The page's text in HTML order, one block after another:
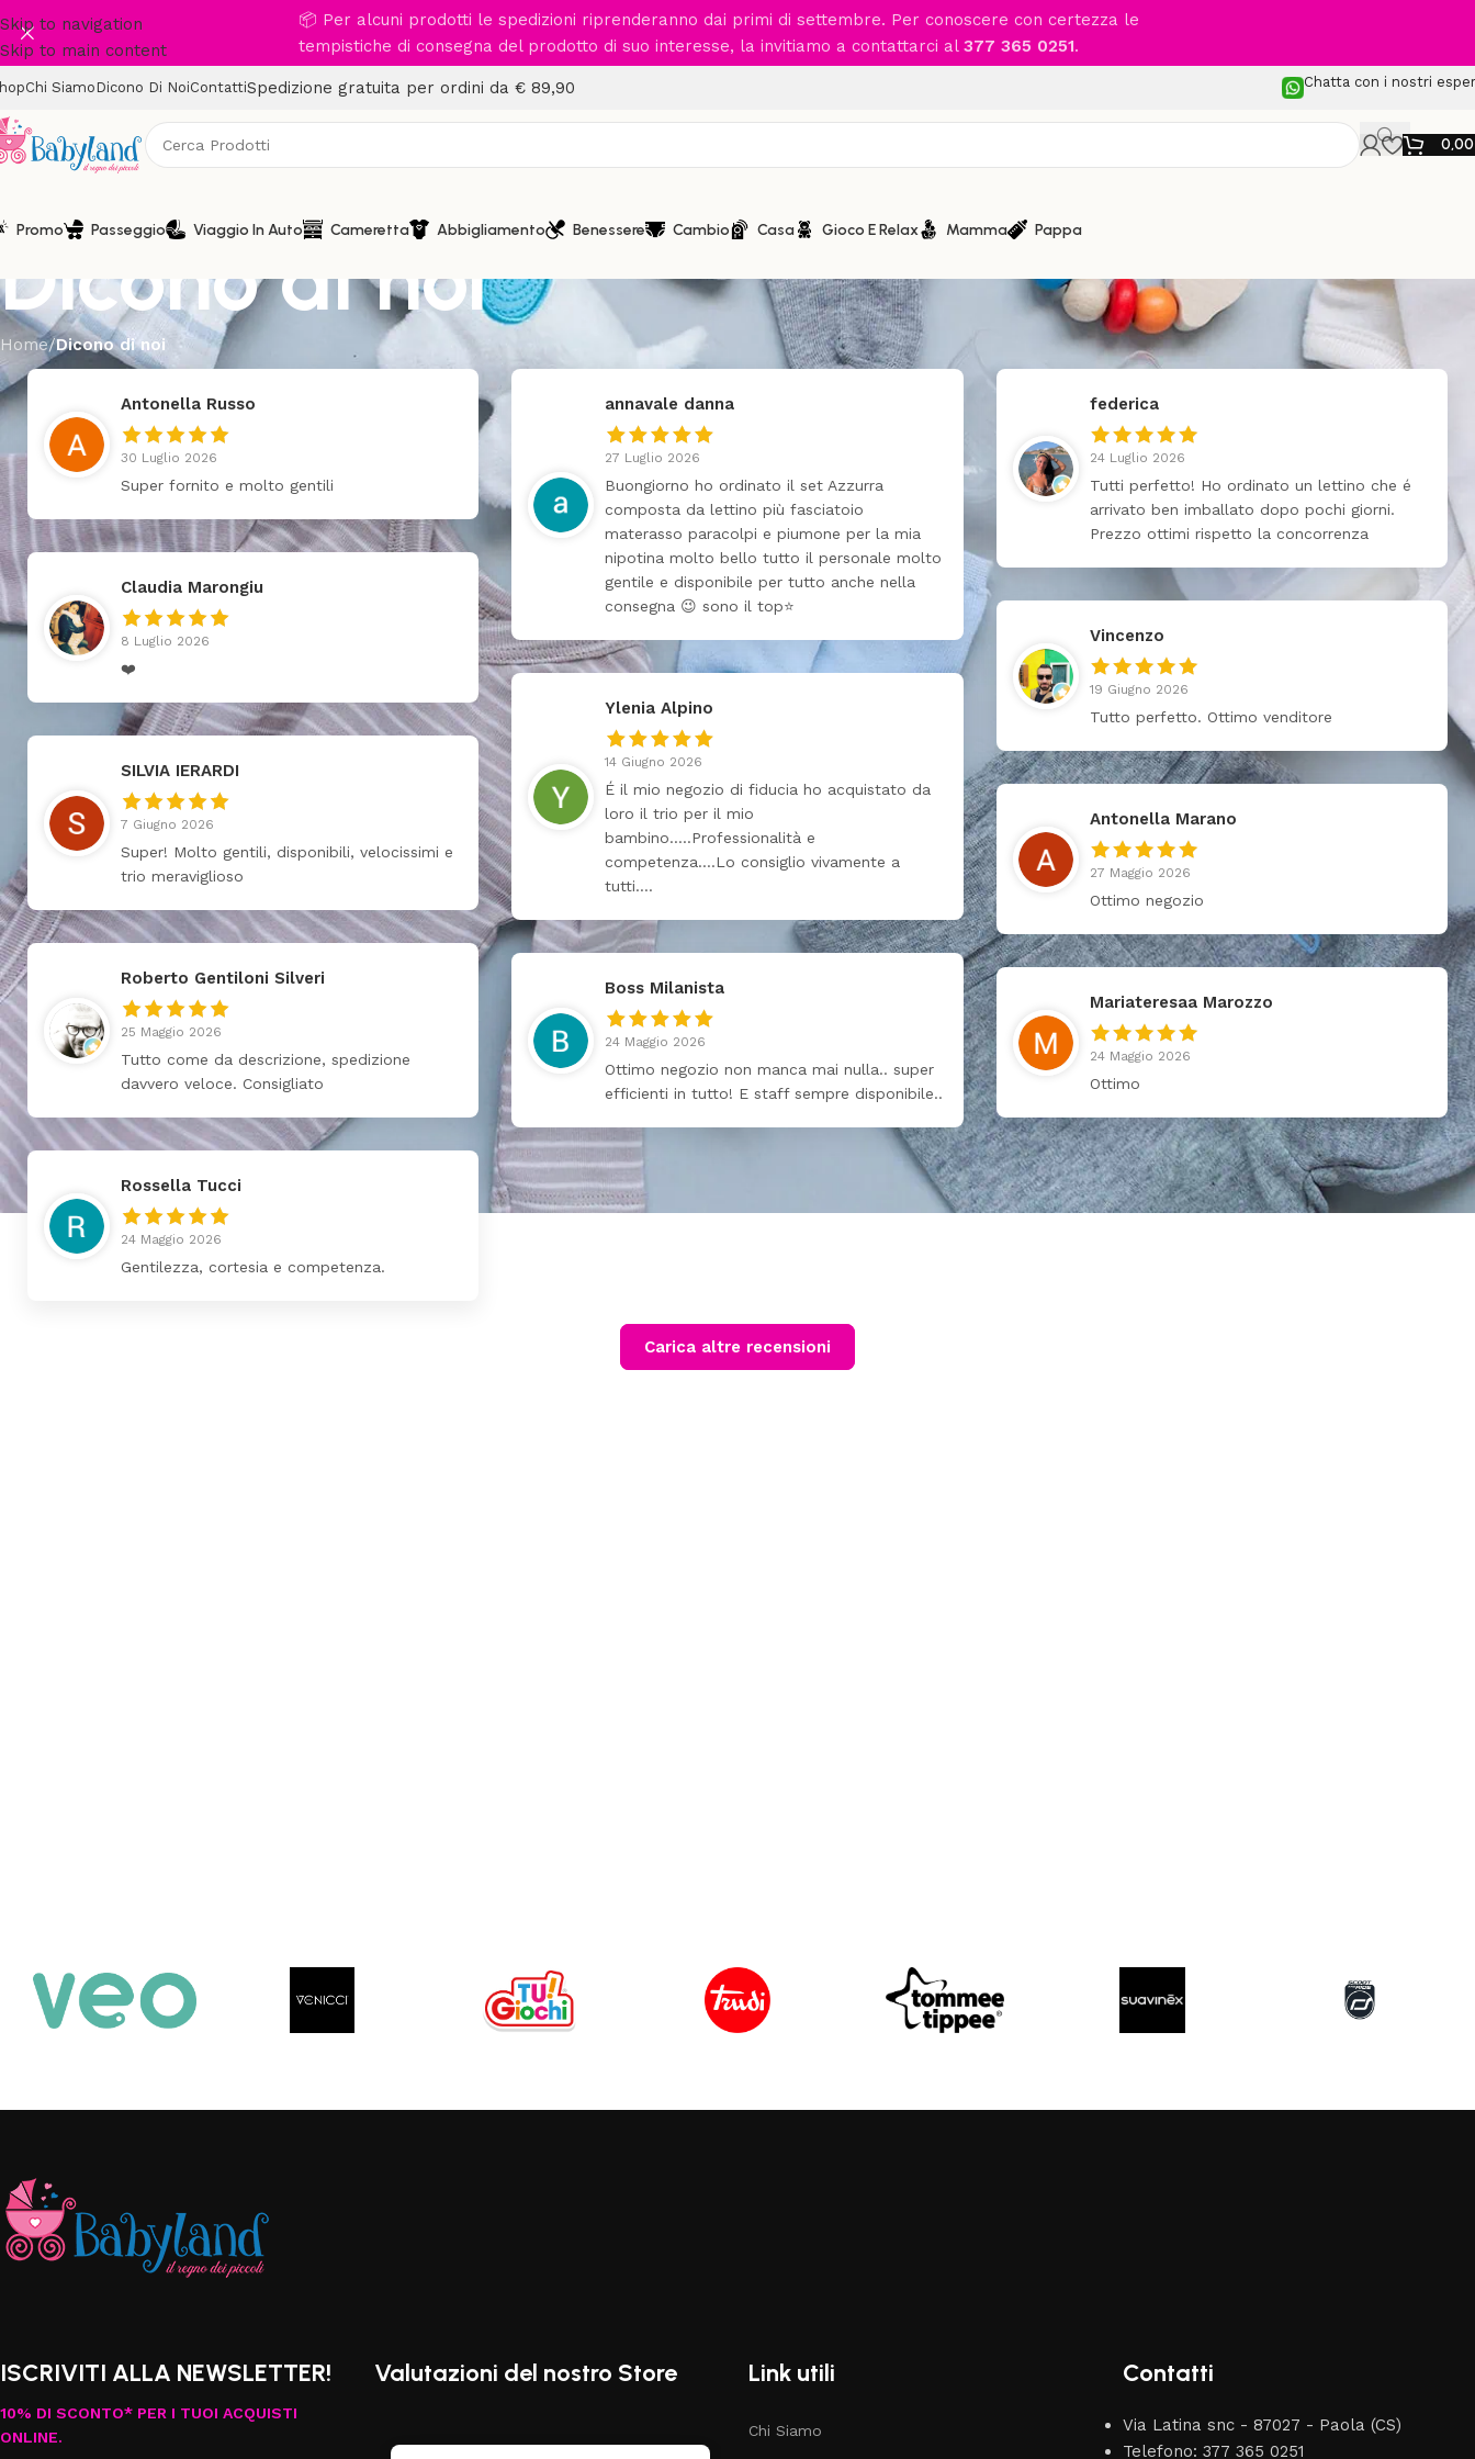
Skip to navigation
Skip to main content
📦 Per alcuni prodotti le spedizioni riprenderanno dai primi di settembre. Per conoscere con certezza le
tempistiche di consegna del prodotto di suo interesse, la invitiamo a contattarci al 377 365 0251.
Chi Siamo Dicono Di NoiContattiSpedizione gratuita per ordini da € 89,90 Chatta con i nostri
Promo Passeggio Viaggio In Auto Cameretta Abbigliamento Benessere Cambio Casa Gioco E Relax Mamma Pappa
Dicono di noi
Home/Dicono di noi
Antonella Russo
30 Luglio 2026
Super fornito e molto gentili
annavale danna
27 Luglio 2026
Buongiorno ho ordinato il set Azzurra
composta da lettino più fasciatoio
materasso paracolpi e piumone per la mia
nipotina molto bello tutto il personale molto
gentile e disponibile per tutto anche nella
consegna 😉 sono il top⭐
federica
24 Luglio 2026
Tutti perfetto! Ho ordinato un lettino che é
arrivato ben imballato dopo pochi giorni.
Prezzo ottimi rispetto la concorrenza
Claudia Marongiu
8 Luglio 2026
❤️
Vincenzo
19 Giugno 2026
Tutto perfetto. Ottimo venditore
Ylenia Alpino
14 Giugno 2026
É il mio negozio di fiducia ho acquistato da
loro il trio per il mio
bambino…..Professionalità e
competenza….Lo consiglio vivamente a
tutti….
SILVIA IERARDI
7 Giugno 2026
Super! Molto gentili, disponibili, velocissimi e
trio meraviglioso
Antonella Marano
27 Maggio 2026
Ottimo negozio
Roberto Gentiloni Silveri
25 Maggio 2026
Tutto come da descrizione, spedizione
davvero veloce. Consigliato
Boss Milanista
24 Maggio 2026
Ottimo negozio non manca mai nulla.. super
efficienti in tutto! E staff sempre disponibile..
Mariateresaa Marozzo
24 Maggio 2026
Ottimo
Rossella Tucci
24 Maggio 2026
Gentilezza, cortesia e competenza.
Carica altre recensioni
ISCRIVITI ALLA NEWSLETTER!
10% DI SCONTO* PER I TUOI ACQUISTI
ONLINE.
Valutazioni del nostro Store Link utili
Chi Siamo
Contatti
Via Latina snc - 87027 - Paola (CS)
Telefono: 377 365 0251